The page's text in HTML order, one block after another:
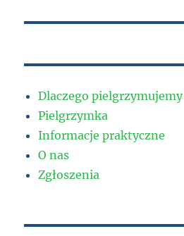
Dlaczego pielgrzymujemy
Pielgrzymka
Informacje praktyczne
O nas
Zgłoszenia